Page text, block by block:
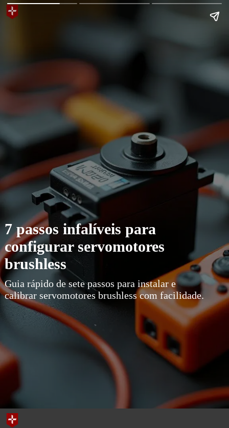
7 passos infalíveis para
configurar servomotores
brushless
Guia rápido de sete passos para instalar e
calibrar servomotores brushless com facilidade.